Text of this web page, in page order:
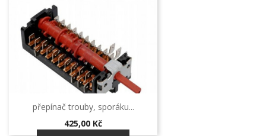
přepínač trouby, sporáku...
Cena
425,00 Kč